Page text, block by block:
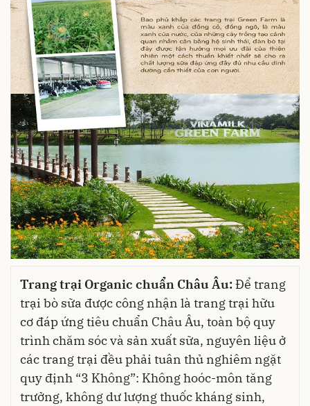
Trang trại Organic chuẩn Châu Âu:Để trang
trại bò sữa được công nhận là trang trại hữu
cơ đáp ứng tiêu chuẩn Châu Âu, toàn bộ quy
trình chăm sóc và sản xuất sữa, nguyên liệu ở
các trang trại đều phải tuân thủ nghiêm ngặt
quy định “3 Không”: Không hoóc-môn tăng
trưởng, không dư lượng thuốc kháng sinh,